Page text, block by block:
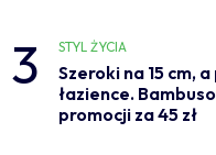
3 STYL ŻYCIA
Szeroki na 15 cm,
łazience.
promocji za 45 zł